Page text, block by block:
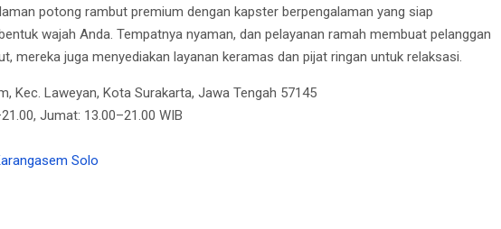
potong rambut premium dengan kapster berpengalaman yang siap
wajah Anda. Tempatnya nyaman, dan pelayanan ramah membuat pelanggan
mereka juga menyediakan layanan keramas dan pijat ringan untuk relaksasi.
Kec. Laweyan, Kota Surakarta, Jawa Tengah 57145
Jumat: 13.00–21.00 WIB
Solo